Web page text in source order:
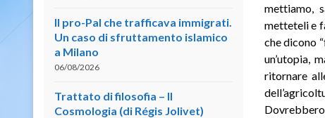
mettiamo,
metteteli e
che dicono
un’utopia,
ritornare
Il pro-Pal che trafficava immigrati.
Un caso di sfruttamento islamico
a Milano
06/08/2026
Trattato di filosofia – II
Cosmologia (di Régis Jolivet)